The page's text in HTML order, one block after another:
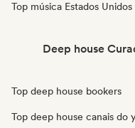
Top música Estados Unidos
Deep house
Top deep house bookers
Top deep house canais